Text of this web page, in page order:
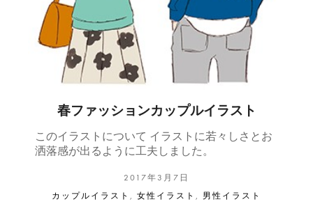
春ファッションカップルイラスト
このイラストについて イラストに若々しさとお
洒落感が出るように工夫しました。
2017年3月7日
カップルイラスト , 女性イラスト , 男性イラスト